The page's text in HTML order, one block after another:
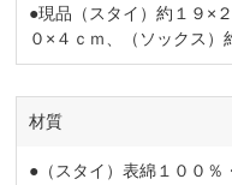
●現品（スタイ）約１９×
０×４ｃｍ、（ソックス）
材質
●（スタイ）表綿１００％